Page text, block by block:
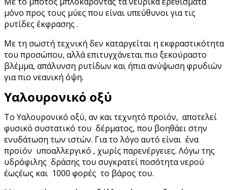
μόνο προς τους μύες που είναι υπεύθυνοι για τις
ρυτίδες έκφρασης .
Με τη σωστή τεχνική δεν καταργείται η εκφραστικότητα
του προσώπου, αλλά επιτυγχάνεται πιο ξεκούραστο
βλέμμα, απάλυνση ρυτίδων και ήπια ανύψωση φρυδιών
για πιο νεανική όψη.
Υαλουρονικό οξύ
Το Υαλουρονικό οξύ, αν και τεχνητό προϊόν, αποτελεί
φυσικό συστατικό του δέρματος, που βοηθάει στην
ενυδάτωση των ιστών. Για το λόγο αυτό είναι ένα
προϊόν υποαλλεργικό , χωρίς παρενέργειες. Λόγω της
υδρόφιλης δράσης του συγκρατεί ποσότητα νερού
έωςέως και 1000 φορές το βάρος του.